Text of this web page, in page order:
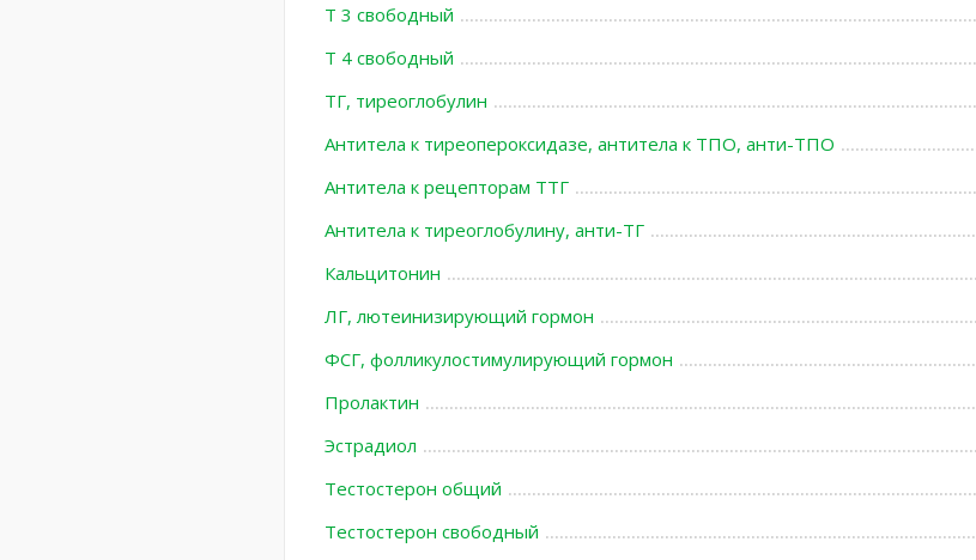
Т 3 свободный
Т 4 свободный
ТГ, тиреоглобулин
Антитела к тиреопероксидазе, антитела к ТПО, анти-ТПО
Антитела к рецепторам ТТГ
Антитела к тиреоглобулину, анти-ТГ
Кальцитонин
ЛГ, лютеинизирующий гормон
ФСГ, фолликулостимулирующий гормон
Пролактин
Эстрадиол
Тестостерон общий
Тестостерон свободный